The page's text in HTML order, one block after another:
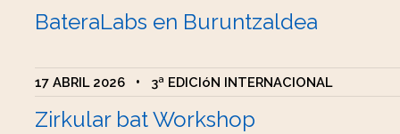
BateraLabs en Buruntzaldea
17 ABRIL 2026 • 3ª EDICIóN INTERNACIONAL
Zirkular bat Workshop